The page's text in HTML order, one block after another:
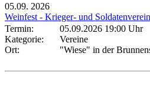
05.09. 2026
Weinfest - Krieger- und
Termin:
05.09.2026 19:00 Uhr
Kategorie:
Vereine
Ort:
"Wiese" in der